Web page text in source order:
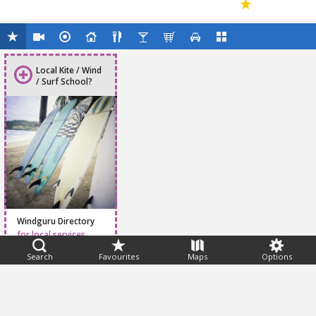
Search Favourites Maps Options
Local Kite / Wind
/ Surf School?
Windguru Directory
for local services
Feedback